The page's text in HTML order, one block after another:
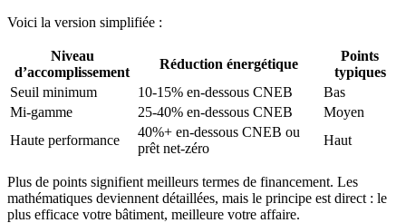
Voici la version simplifiée :
Niveau
d’accomplissement
Réduction énergétique
Points
typiques
Seuil minimum
10-15% en-dessous CNEB
Bas
Mi-gamme
25-40% en-dessous CNEB
Moyen
Haute performance
40%+ en-dessous CNEB ou
prêt net-zéro
Haut
Plus de points signifient meilleurs termes de financement. Les
mathématiques deviennent détaillées, mais le principe est direct : le
plus efficace votre bâtiment, meilleure votre affaire.